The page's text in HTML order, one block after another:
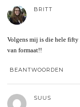
BRITT
Volgens mij is die hele fifty
van formaat!!
BEANTWOORDEN
SUUS